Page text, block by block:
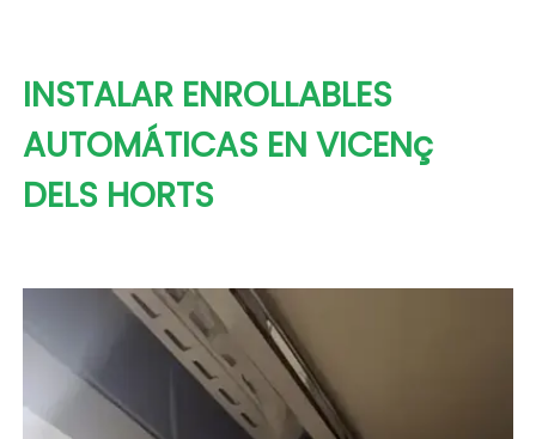
INSTALAR ENROLLABLES
AUTOMÁTICAS EN VICENç
DELS HORTS